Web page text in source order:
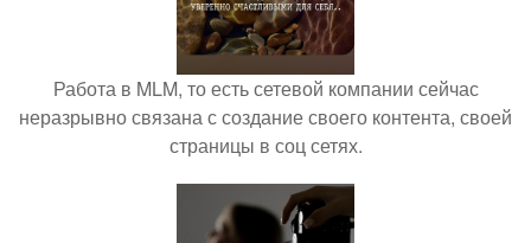
Работа в MLM, то есть сетевой компании сейчас
неразрывно связана с создание своего контента, своей
страницы в соц сетях.